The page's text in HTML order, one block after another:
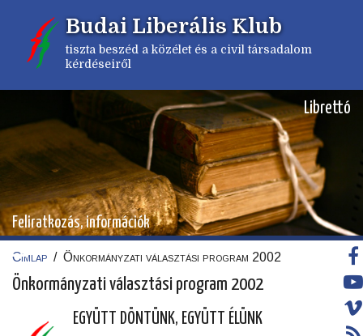
tartalomra
Budai Liberális Klub
tiszta beszéd a közélet és a civil társadalom
kérdéseiről
Librettó
Feliratkozás, információk
Címlap / Önkormányzati választási program 2002
Önkormányzati választási program 2002
EGYÜTT DÖNTÜNK, EGYÜTT ÉLÜNK